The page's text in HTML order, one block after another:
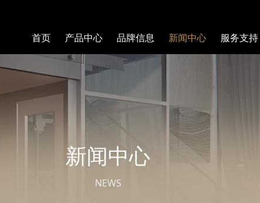
首页 产品中心 品牌信息 新闻中心 服务支持
新闻中心
NEWS